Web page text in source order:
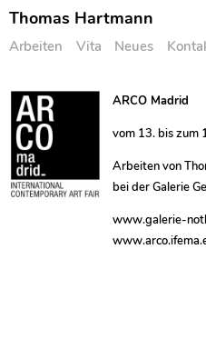
Skip
content
Thomas Hartmann
Arbeiten Vita Neues
ARCO Madrid
vom 13. bis zum
Arbeiten von
bei der Galerie
www.galerie-